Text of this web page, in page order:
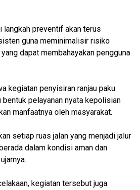
langkah preventif akan terus
guna meminimalisir risiko
dapat membahayakan pengguna
kegiatan penyisiran ranjau paku
bentuk pelayanan nyata kepolisian
manfaatnya oleh masyarakat.
setiap ruas jalan yang menjadi jalur
dalam kondisi aman dan
kegiatan tersebut juga